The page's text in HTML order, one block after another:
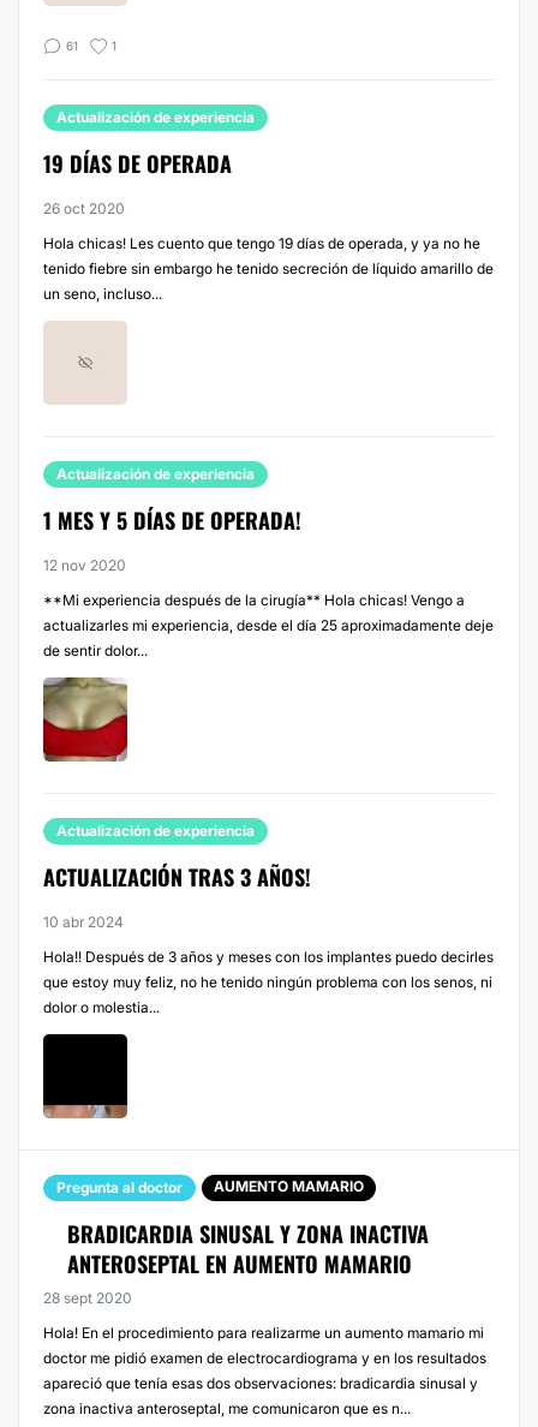
61 1
Actualización de experiencia
19 DÍAS DE OPERADA
26 oct 2020
Hola chicas! Les cuento que tengo 19 días de operada, y ya no he
tenido fiebre sin embargo he tenido secreción de líquido amarillo de
un seno, incluso...
Actualización de experiencia
1 MES Y 5 DÍAS DE OPERADA!
12 nov 2020
**Mi experiencia después de la cirugía** Hola chicas! Vengo a
actualizarles mi experiencia, desde el día 25 aproximadamente deje
de sentir dolor...
Actualización de experiencia
ACTUALIZACIÓN TRAS 3 AÑOS!
10 abr 2024
Hola!! Después de 3 años y meses con los implantes puedo decirles
que estoy muy feliz, no he tenido ningún problema con los senos, ni
dolor o molestia...
Pregunta al doctor AUMENTO MAMARIO
BRADICARDIA SINUSAL Y ZONA INACTIVA
ANTEROSEPTAL EN AUMENTO MAMARIO
28 sept 2020
Hola! En el procedimiento para realizarme un aumento mamario mi
doctor me pidió examen de electrocardiograma y en los resultados
apareció que tenía esas dos observaciones: bradicardia sinusal y
zona inactiva anteroseptal, me comunicaron que es n...